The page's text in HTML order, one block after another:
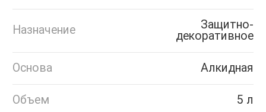
Назначение
Защитно-
декоративное
Основа Алкидная
Объем 5 л